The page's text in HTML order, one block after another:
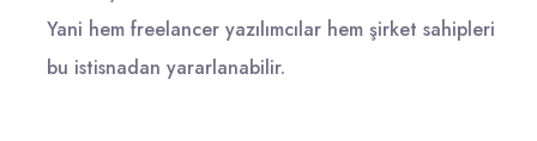
Yani hem freelancer yazılımcılar hem şirket sahipleri
bu istisnadan yararlanabilir.